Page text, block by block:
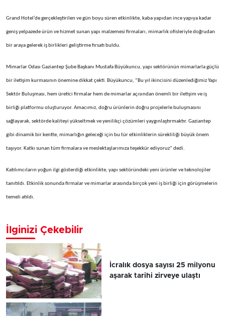
Grand Hotel’de gerçekleştirilen ve gün boyu süren etkinlikte, kaba yapıdan ince yapıya kadar
geniş yelpazede ürün ve hizmet sunan yapı malzemesi firmaları, mimarlık ofisleriyle doğrudan
bir araya gelerek iş birlikleri geliştirme fırsatı buldu.
Mimarlar Odası Gaziantep Şube Başkanı Mustafa Büyükuncu, yapı sektörünün mimarlarla güçlü
bir iletişim kurmasının önemine dikkat çekti. Büyükuncu, “Bu yıl ikincisini düzenlediğimiz Yapı
Sektör Buluşması, hem üretici firmalar hem de mimarlar açısından önemli bir iletişim ve iş
birliği platformu oluşturuyor. Amacımız, doğru ürünlerin doğru projelerle buluşmasını
sağlayarak, sektörde kaliteyi yükseltmek ve yenilikçi çözümleri yaygınlaştırmaktır. Gaziantep
gibi dinamik bir kentte, mimarlığın geleceği için bu tür etkinliklerin sürekliliği büyük önem
taşıyor. Katkı sunan tüm firmalara ve meslektaşlarımıza teşekkür ediyoruz” dedi.
Katılımcıların yoğun ilgi gösterdiği etkinlikte, yapı sektöründeki yeni ürünler ve teknolojiler
tanıtıldı. Etkinlik sonunda firmalar ve mimarlar arasında birçok yeni iş birliği için görüşmelerin
temeli atıldı.
İlginizi Çekebilir
İcralık dosya sayısı 25 milyonu
aşarak tarihi zirveye ulaştı